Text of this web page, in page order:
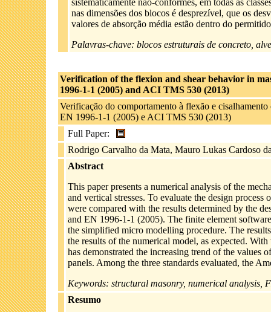
sistematicamente não-conformes, em todas as
nas dimensões dos blocos é desprezível, que os
valores de absorção média estão dentro do
Palavras-chave: blocos estruturais de concreto,
Verification of the flexion and shear behavior in
1996-1-1 (2005) and ACI TMS 530 (2013)
Verificação do comportamento à flexão e
EN 1996-1-1 (2005) e ACI TMS 530 (2013)
Full Paper:
Rodrigo Carvalho da Mata, Mauro Lukas Cardoso
Abstract
This paper presents a numerical analysis of the
and vertical stresses. To evaluate the design
were compared with the results determined by the
and EN 1996-1-1 (2005). The finite element
the simplified micro modelling procedure. The
the results of the numerical model, as expected.
has demonstrated the increasing trend of the values
panels. Among the three standards evaluated, the
Keywords: structural masonry, numerical analysis,
Resumo